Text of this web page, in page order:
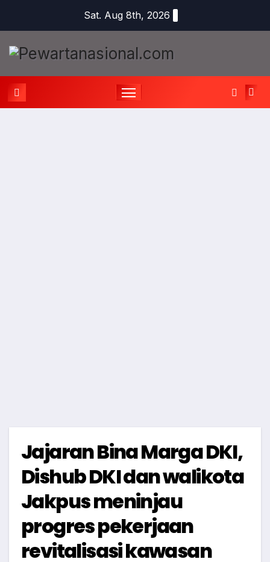
Sat. Aug 8th, 2026
Jajaran Bina Marga DKI,
Dishub DKI dan walikota
Jakpus meninjau
progres pekerjaan
revitalisasi kawasan